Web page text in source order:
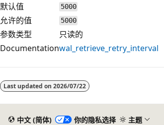
默认值
5000
允许的值 5000
参数类型
只读的
Documentationwal_retrieve_retry_interval
Last updated on 2026/07/22
中文 (简体) 你的隐私选择 主题